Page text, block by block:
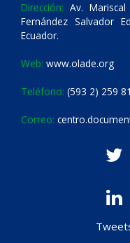
Dirección: Av.
Fernández Salvador
Ecuador.
Web: www.olade.org
Teléfono: (593 2) 259
Correo: